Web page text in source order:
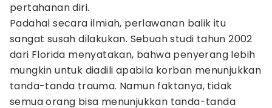
pertahanan diri.
Padahal secara ilmiah, perlawanan balik itu
sangat susah dilakukan. Sebuah studi tahun 2002
dari Florida menyatakan, bahwa penyerang lebih
mungkin untuk diadili apabila korban menunjukkan
tanda-tanda trauma. Namun faktanya, tidak
semua orang bisa menunjukkan tanda-tanda